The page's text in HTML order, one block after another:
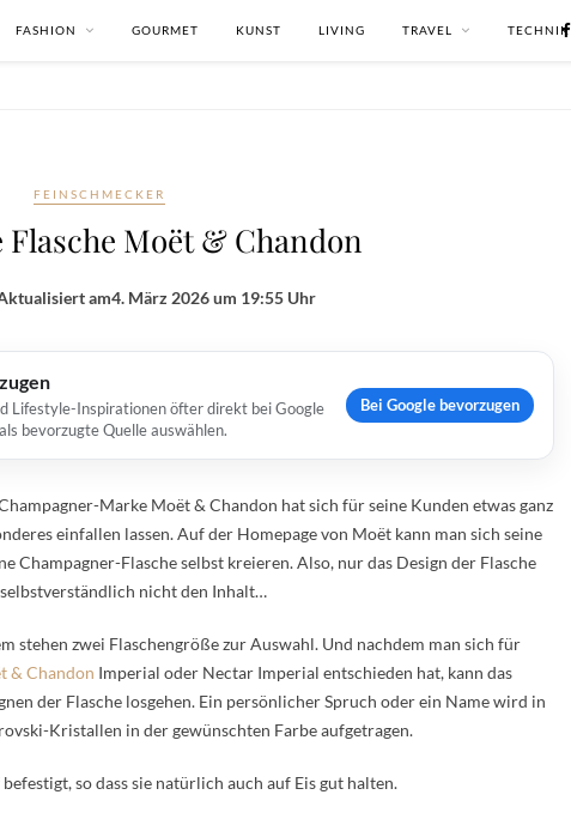
FASHION GOURMET KUNST LIVING TRAVEL TECHNIK
FEINSCHMECKER
Moët & Chandon
am4. März 2026 um 19:55 Uhr
Lifestyle-Inspirationen öfter direkt bei Google
bevorzugte Quelle auswählen.
Bei Google bevorzugen
Marke Moët & Chandon hat sich für seine Kunden etwas ganz
einfallen lassen. Auf der Homepage von Moët kann man sich seine
Champagner-Flasche selbst kreieren. Also, nur das Design der Flasche
nicht den Inhalt…
stehen zwei Flaschengröße zur Auswahl. Und nachdem man sich für
& Chandon Imperial oder Nectar Imperial entschieden hat, kann das
der Flasche losgehen. Ein persönlicher Spruch oder ein Name wird in
Kristallen in der gewünschten Farbe aufgetragen.
so dass sie natürlich auch auf Eis gut halten.